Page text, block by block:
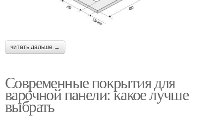
читать дальше →
Современные покрытия для
варочной панели: какое лучше
выбрать